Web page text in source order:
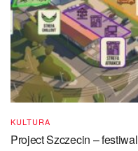
KULTURA
Project Szczecin –